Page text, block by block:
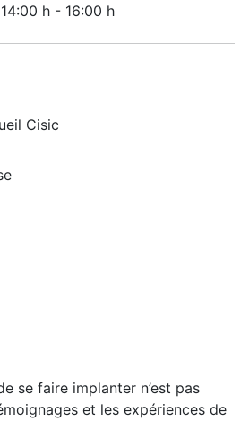
h - 16:00 h
Cisic
se faire implanter n’est pas
et les expériences de